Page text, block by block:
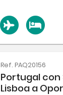
Ref. PAQ20156
Portugal con
Lisboa a